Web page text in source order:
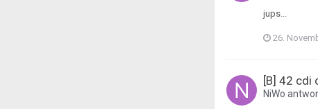
jups...
26.
[B] 42 cdi
NiWo